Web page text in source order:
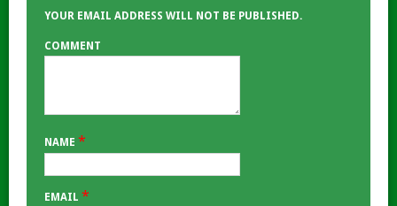
YOUR EMAIL ADDRESS WILL NOT BE PUBLISHED.
COMMENT
NAME *
EMAIL *